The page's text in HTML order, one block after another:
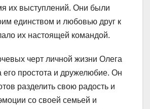
их выступлений. Они были
единством и любовью друг к
их настоящей командой.
черт личной жизни Олега
простота и дружелюбие. Он
разделить свою радость и
со своей семьей и